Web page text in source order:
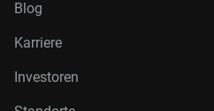
Blog
Karriere
Investoren